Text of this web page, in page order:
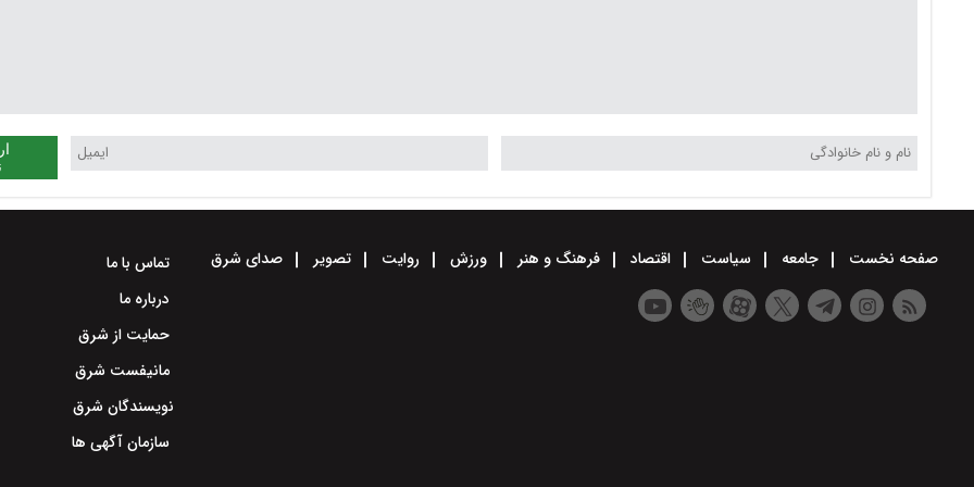
صفحه نخست جامعه سیاست اقتصاد فرهنگ و هنر ورزش روایت تصویر صدای شرق
تماس با ما
درباره ما
حمایت از شرق
مانیفست شرق
نویسندگان شرق
سازمان آگهی ها